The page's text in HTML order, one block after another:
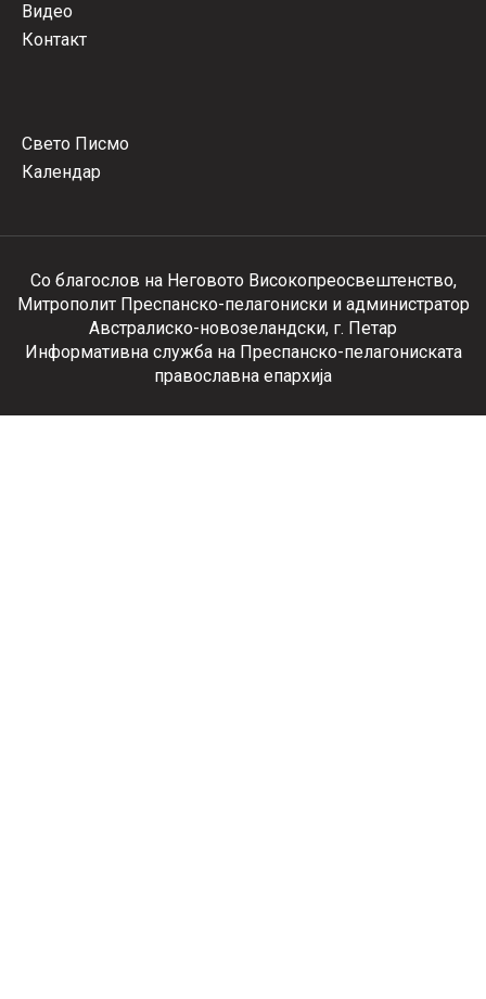
Видео
Контакт
Свето Писмо
Календар
Со благослов на Неговото Високопреосвештенство,
Митрополит Преспанско-пелагониски и администратор
Австралиско-новозеландски, г. Петар
Информативна служба на Преспанско-пелагониската
православна епархија